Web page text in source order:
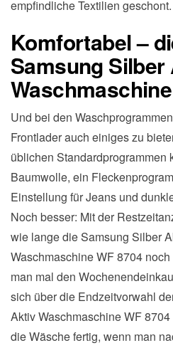
empfindliche Textilien geschont.
Komfortabel –
Samsung
Und bei den
Frontlader auch einiges zu
üblichen Standardprogrammen
Baumwolle, ein
Einstellung für Jeans und
Noch besser: Mit der
wie lange die Samsung Silber
Waschmaschine WF 8704
man mal den
sich über die Endzeitvorwahl
Aktiv Waschmaschine WF
die Wäsche fertig, wenn man